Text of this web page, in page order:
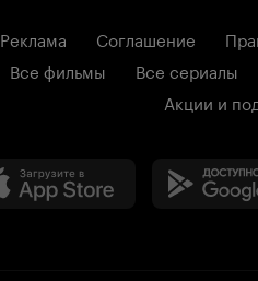
Реклама Соглашение
Все фильмы
Все сериалы
Акции и